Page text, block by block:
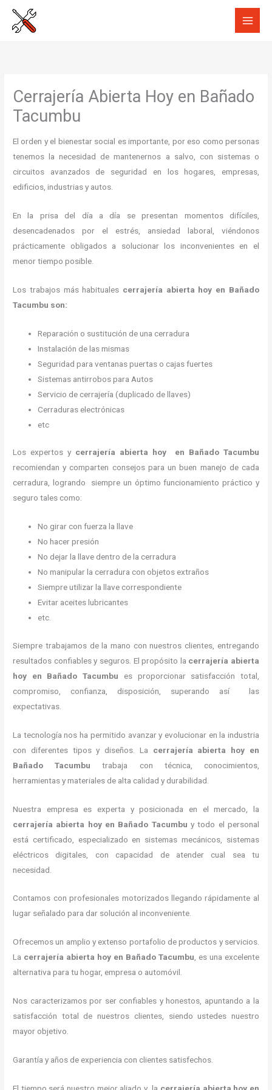
Cerrajería Abierta Hoy en Bañado
Tacumbu
El orden y el bienestar social es importante, por eso como personas
tenemos la necesidad de mantenernos a salvo, con sistemas o
circuitos avanzados de seguridad en los hogares, empresas,
edificios, industrias y autos.
En la prisa del día a día se presentan momentos difíciles,
desencadenados por el estrés, ansiedad laboral, viéndonos
prácticamente obligados a solucionar los inconvenientes en el
menor tiempo posible.
Los trabajos más habituales cerrajería abierta hoy en Bañado
Tacumbu son:
Reparación o sustitución de una cerradura
Instalación de las mismas
Seguridad para ventanas puertas o cajas fuertes
Sistemas antirrobos para Autos
Servicio de cerrajería (duplicado de llaves)
Cerraduras electrónicas
etc
Los expertos y cerrajería abierta hoy
en Bañado Tacumbu
recomiendan y comparten consejos para un buen manejo de cada
cerradura, logrando siempre un óptimo funcionamiento práctico y
seguro tales como:
No girar con fuerza la llave
No hacer presión
No dejar la llave dentro de la cerradura
No manipular la cerradura con objetos extraños
Siempre utilizar la llave correspondiente
Evitar aceites lubricantes
etc.
Siempre trabajamos de la mano con nuestros clientes, entregando
resultados confiables y seguros. El propósito la cerrajería abierta
hoy
en Bañado Tacumbu es proporcionar satisfacción total,
compromiso, confianza, disposición, superando así las
expectativas.
La tecnología nos ha permitido avanzar y evolucionar en la industria
con diferentes tipos y diseños. La cerrajería abierta hoy en
Bañado Tacumbu trabaja con técnica, conocimientos,
herramientas y materiales de alta calidad y durabilidad.
Nuestra empresa es experta y posicionada en el mercado, la
cerrajería abierta hoyen Bañado Tacumbu y todo el personal
está certificado, especializado en sistemas mecánicos, sistemas
eléctricos digitales, con capacidad de atender cual sea tu
necesidad.
Contamos con profesionales motorizados llegando rápidamente al
lugar señalado para dar solución al inconveniente.
Ofrecemos un amplio y extenso portafolio de productos y servicios.
La cerrajería abierta hoy en Bañado Tacumbu, es una excelente
alternativa para tu hogar, empresa o automóvil.
Nos caracterizamos por ser confiables y honestos, apuntando a la
satisfacción total de nuestros clientes, siendo ustedes nuestro
mayor objetivo.
Garantía y años de experiencia con clientes satisfechos.